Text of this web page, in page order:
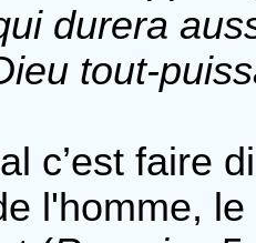
durera
tout-
c’est faire
l'homme,